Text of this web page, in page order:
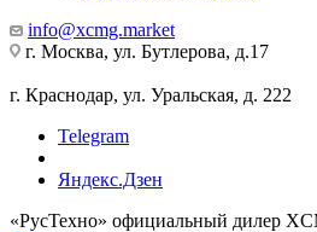
info@xcmg.market
г. Москва, ул. Бутлерова, д.17
г. Краснодар, ул. Уральская, д. 222
Telegram
Яндекс.Дзен
«РусТехно» официальный дилер